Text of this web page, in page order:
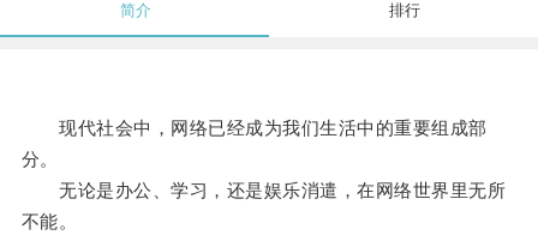
简介 排行
现代社会中，网络已经成为我们生活中的重要组成部
分。
无论是办公、学习，还是娱乐消遣，在网络世界里无所
不能。